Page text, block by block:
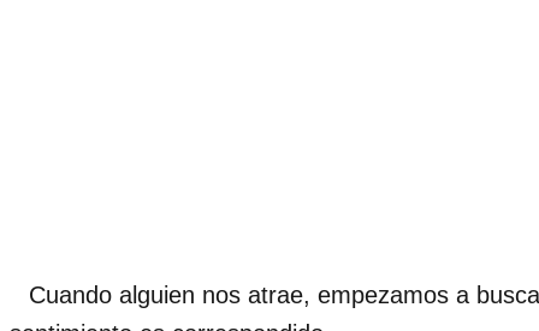
Cuando alguien nos atrae, empezamos a